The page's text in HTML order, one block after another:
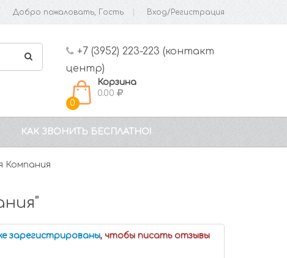
Добро пожаловать, Гость Вход/Регистрация
+7 (3952) 223-223 (контакт
центр)
0
Корзина
0.00
КАК ЗВОНИТЬ БЕСПЛАТНО!
Компания
зарегистрированы, чтобы писать отзывы